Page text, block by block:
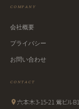
COMPANY
会社概要
プライバシー
お問い合わせ
CONTACT
六本木3-15-21 鶯ビルB1